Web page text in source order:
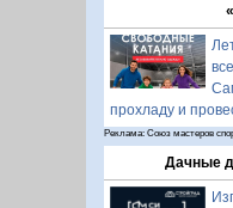
прохладу и
Реклама: Союз мастеров
Дачные